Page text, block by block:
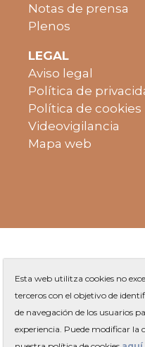
Notas de prensa
Plenos
LEGAL
Aviso legal
Política de
Política de cookies
Videovigilancia
Mapa web
Plaza de
93
Esta web utilitza cookies no
terceros con el objetivo de
de navegación de los usuarios
experiencia. Puede modificar